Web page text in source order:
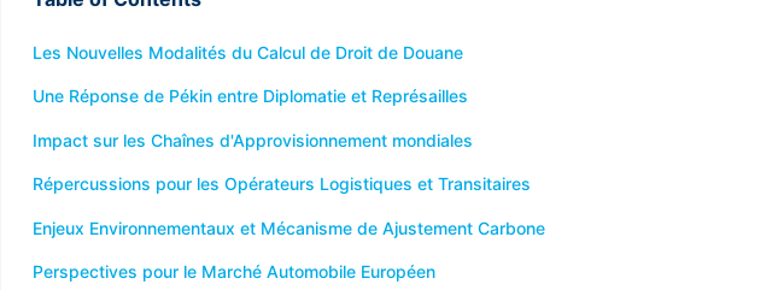
Les Nouvelles Modalités du Calcul de Droit de Douane
Une Réponse de Pékin entre Diplomatie et Représailles
Impact sur les Chaînes d'Approvisionnement mondiales
Répercussions pour les Opérateurs Logistiques et Transitaires
Enjeux Environnementaux et Mécanisme de Ajustement Carbone
Perspectives pour le Marché Automobile Européen